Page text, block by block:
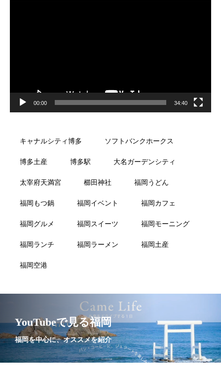
00:00 34:40
キャナルシティ博多 ソフトバンクホークス
博多土産 博多駅 大名ガーデンシティ
太宰府天満宮 櫛田神社 福岡うどん
福岡もつ鍋 福岡イベント 福岡カフェ
福岡グルメ 福岡スイーツ 福岡モーニング
福岡ランチ 福岡ラーメン 福岡土産
福岡空港
YouTubeで見る福岡
福岡を中心に、オススメを紹介